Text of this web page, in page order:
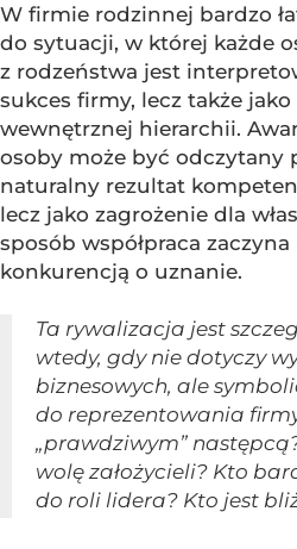
W firmie rodzinnej bardzo
do sytuacji, w której każde
z rodzeństwa jest
sukces firmy, lecz także
wewnętrznej hierarchii.
osoby może być odczytany
naturalny rezultat
lecz jako zagrożenie dla
sposób współpraca
konkurencją o uznanie.
Ta rywalizacja jest
wtedy, gdy nie dotyczy
biznesowych, ale
do reprezentowania
„prawdziwym”
wolę założycieli? Kto
do roli lidera? Kto jest